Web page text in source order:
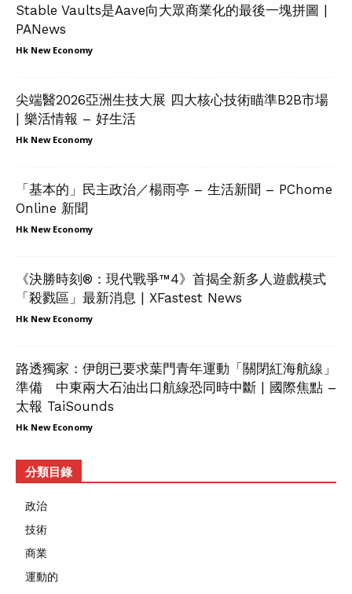
Stable Vaults是Aave向大眾商業化的最後一塊拼圖 |
PANews
Hk New Economy
尖端醫2026亞洲生技大展 四大核心技術瞄準B2B市場
| 樂活情報 – 好生活
Hk New Economy
「基本的」民主政治／楊雨亭 – 生活新聞 – PChome
Online 新聞
Hk New Economy
《決勝時刻®：現代戰爭™4》首揭全新多人遊戲模式
「殺戮區」最新消息 | XFastest News
Hk New Economy
路透獨家：伊朗已要求葉門青年運動「關閉紅海航線」
準備 中東兩大石油出口航線恐同時中斷 | 國際焦點 –
太報 TaiSounds
Hk New Economy
分類目錄
政治
技術
商業
運動的